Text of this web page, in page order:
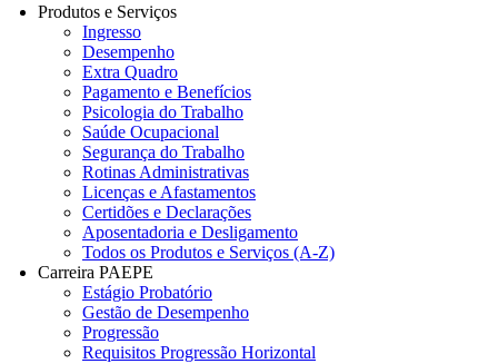
Produtos e Serviços
Ingresso
Desempenho
Extra Quadro
Pagamento e Benefícios
Psicologia do Trabalho
Saúde Ocupacional
Segurança do Trabalho
Rotinas Administrativas
Licenças e Afastamentos
Certidões e Declarações
Aposentadoria e Desligamento
Todos os Produtos e Serviços (A-Z)
Carreira PAEPE
Estágio Probatório
Gestão de Desempenho
Progressão
Requisitos Progressão Horizontal